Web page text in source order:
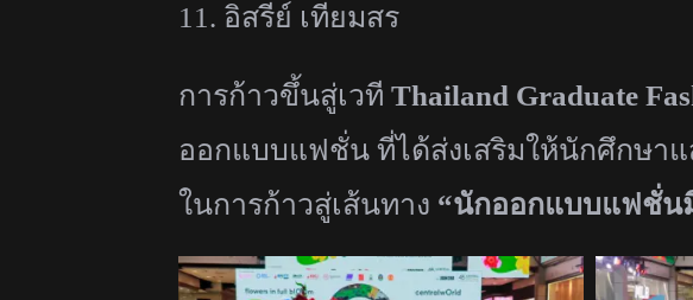
11. อิสรีย์ เทียมสร
การก้าวขึ้นสู่เวที Thailand Graduate
ออกแบบแฟชั่น ที่ได้ส่งเสริมให้นักศึกษา
ในการก้าวสู่เส้นทาง “นักออกแบบแฟชั่น